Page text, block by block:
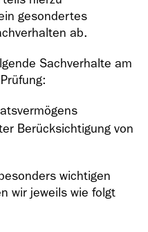
gesondertes
ab.
Sachverhalte am
Berücksichtigung von
wichtigen
wir jeweils wie folgt